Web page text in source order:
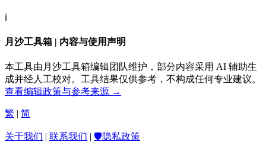
ℹ️
月沙工具箱 | 内容与使用声明
本工具由月沙工具箱编辑团队维护，部分内容采用 AI 辅助生
成并经人工校对。工具结果仅供参考，不构成任何专业建议。
查看编辑政策与参考来源 →
繁 | 简
关于我们 | 联系我们 | 🛡️隐私政策